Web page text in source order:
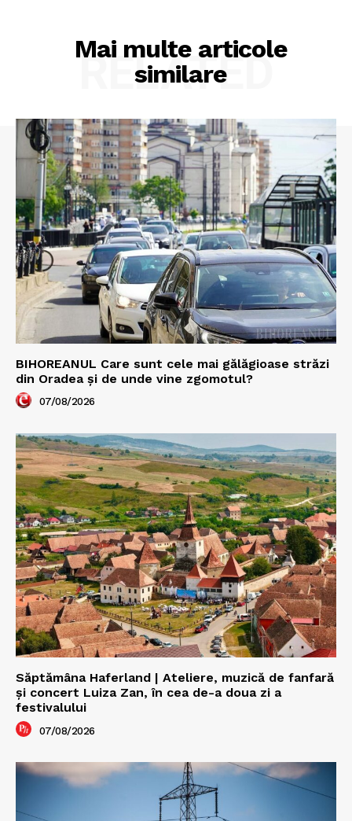
Mai multe articole
similare
RELATED
BIHOREANUL Care sunt cele mai gălăgioase străzi
din Oradea și de unde vine zgomotul?
07/08/2026
Săptămâna Haferland | Ateliere, muzică de fanfară
şi concert Luiza Zan, în cea de-a doua zi a
festivalului
07/08/2026